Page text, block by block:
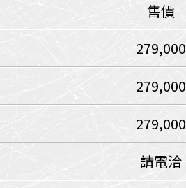
美西國家公園
巴西嘉年華
天空之鏡-玻利維亞
中國信託3期/6期
售價
279,000
279,000
279,000
請電洽